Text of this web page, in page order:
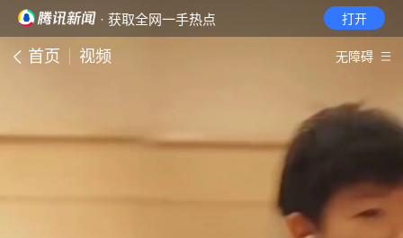
· 获取全网一手热点 打开
首页 视频 无障碍